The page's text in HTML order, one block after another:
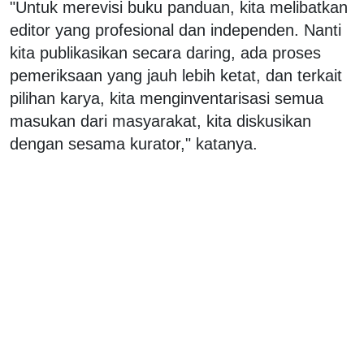
"Untuk merevisi buku panduan, kita melibatkan
editor yang profesional dan independen. Nanti
kita publikasikan secara daring, ada proses
pemeriksaan yang jauh lebih ketat, dan terkait
pilihan karya, kita menginventarisasi semua
masukan dari masyarakat, kita diskusikan
dengan sesama kurator," katanya.